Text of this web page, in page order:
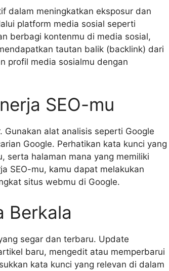
dalam meningkatkan eksposur dan
platform media sosial seperti
berbagi kontenmu di media sosial,
tautan balik (backlink) dari
profil media sosialmu dengan
SEO-mu
Gunakan alat analisis seperti Google
Google. Perhatikan kata kunci yang
serta halaman mana yang memiliki
SEO-mu, kamu dapat melakukan
situs webmu di Google.
Berkala
segar dan terbaru. Update
baru, mengedit atau memperbarui
kata kunci yang relevan di dalam